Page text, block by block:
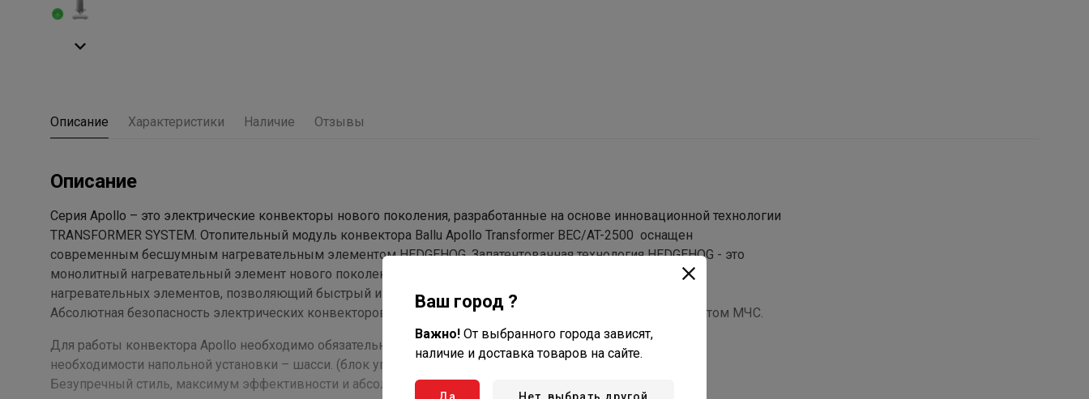
Описание Характеристики Наличие Отзывы
Описание
Серия Apollo – это электрические конвекторы нового поколения, разработанные на основе инновационной технологии
TRANSFORMER SYSTEM. Отопительный модуль конвектора Ballu Apollo Transformer BEC/AT-2500 оснащен
современным бесшумным нагревательным элементом HEDGEHOG. Запатентованная технология HEDGEHOG - это
монолитный нагревательный элемент нового поколения на 20% компактнее и эффективнее стандартных
нагревательных элементов, позволяющий быстрый и эффективно обогревать помещение.
Абсолютная безопасность электрических конвекторов Apollo Transformer System подтверждена сертификатом МЧС.
Для работы конвектора Apollo необходимо обязательно выбрать один из трех блоков управления и при
необходимости напольной установки – шасси. (блок управления и шасси - опция, приобретается отдельно).
Безупречный стиль, максимум эффективности и абсолютная экономия в одном приборе.
Ваш город ?
Важно! От выбранного города зависят,
наличие и доставка товаров на сайте.